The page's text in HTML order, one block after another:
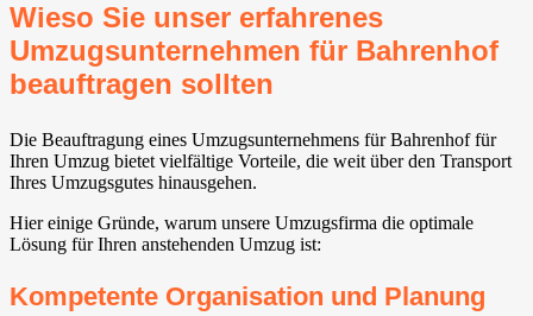
Wieso Sie unser erfahrenes
Umzugsunternehmen für Bahrenhof
beauftragen sollten
Die Beauftragung eines Umzugsunternehmens für Bahrenhof für
Ihren Umzug bietet vielfältige Vorteile, die weit über den Transport
Ihres Umzugsgutes hinausgehen.
Hier einige Gründe, warum unsere Umzugsfirma die optimale
Lösung für Ihren anstehenden Umzug ist:
Kompetente Organisation und Planung